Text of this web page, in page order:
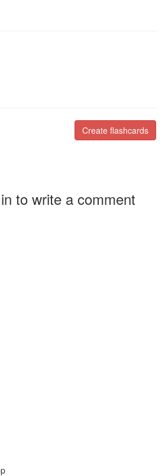
Create flashcards
to write a comment